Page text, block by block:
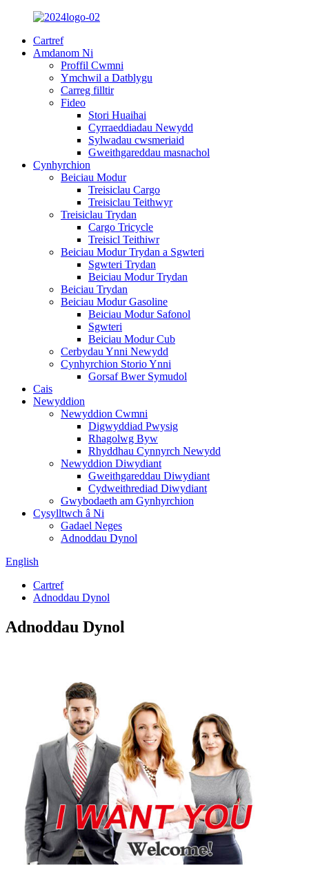
Cartref
Amdanom Ni
Proffil Cwmni
Ymchwil a Datblygu
Carreg filltir
Fideo
Stori Huaihai
Cyrraeddiadau Newydd
Sylwadau cwsmeriaid
Gweithgareddau masnachol
Cynhyrchion
Beiciau Modur
Treisiclau Cargo
Treisiclau Teithwyr
Treisiclau Trydan
Cargo Tricycle
Treisicl Teithiwr
Beiciau Modur Trydan a Sgwteri
Sgwteri Trydan
Beiciau Modur Trydan
Beiciau Trydan
Beiciau Modur Gasoline
Beiciau Modur Safonol
Sgwteri
Beiciau Modur Cub
Cerbydau Ynni Newydd
Cynhyrchion Storio Ynni
Gorsaf Bwer Symudol
Cais
Newyddion
Newyddion Cwmni
Digwyddiad Pwysig
Rhagolwg Byw
Rhyddhau Cynnyrch Newydd
Newyddion Diwydiant
Gweithgareddau Diwydiant
Cydweithrediad Diwydiant
Gwybodaeth am Gynhyrchion
Cysylltwch â Ni
Gadael Neges
Adnoddau Dynol
English
Cartref
Adnoddau Dynol
Adnoddau Dynol